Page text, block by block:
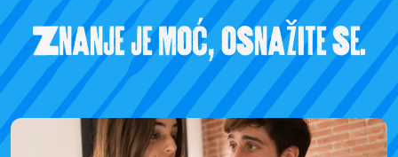
Znanje je moć, osnažite se.